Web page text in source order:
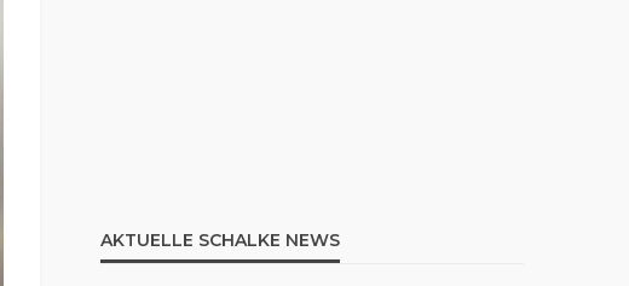
AKTUELLE SCHALKE NEWS